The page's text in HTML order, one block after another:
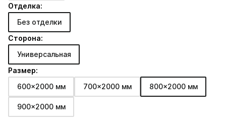
Отделка:
Без отделки
Сторона:
Универсальная
Размер:
600x2000 мм
700x2000 мм 800x2000 мм
900x2000 мм